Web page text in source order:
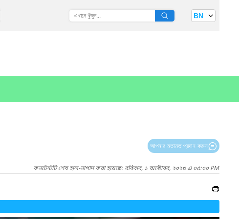
BN
আপনার মতামত প্রদান করুন
কনটেন্টটি শেষ হাল-নাগাদ করা হয়েছে: রবিবার, ১ অক্টোবর, ২০২৩ এ ০৫:০০ PM